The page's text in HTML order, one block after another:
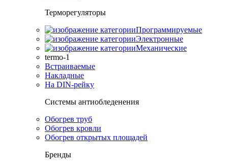
Терморегуляторы
Программируемые
Электронные
Механические
termo-1
Встраиваемые
Накладные
На DIN-рейку
Системы антиобледенения
Обогрев труб
Обогрев кровли
Обогрев открытых площадей
Бренды